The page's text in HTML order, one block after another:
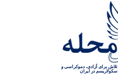
تلاش برای آزادی، دموکراسی و
سکولاریسم در ایران